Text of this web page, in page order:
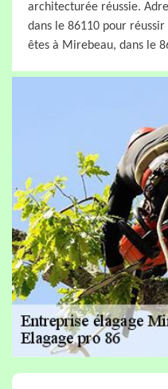
architecturée réussie.
dans le 86110 pour
êtes à Mirebeau, dans le